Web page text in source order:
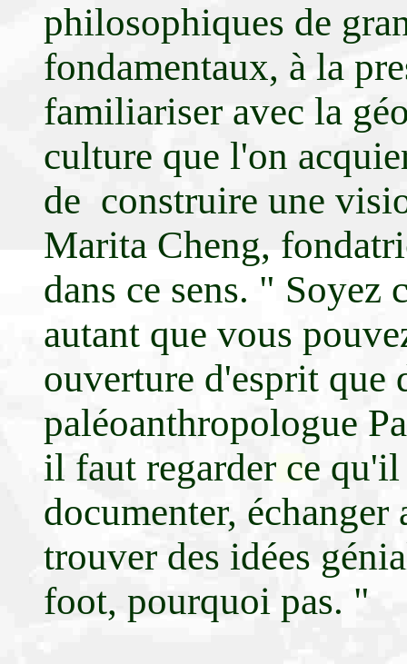
philosophiques de
fondamentaux, à la
familiariser avec la
culture que l'on
de construire une
Marita Cheng,
dans ce sens. " Soyez
autant que vous
ouverture d'esprit que
paléoanthropologue
il faut regarder ce
documenter, échanger
trouver des idées
foot, pourquoi pas. "